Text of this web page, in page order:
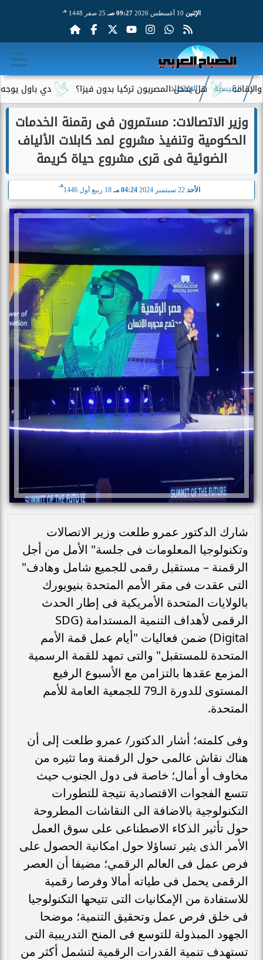
الإثنين 09:27 صـ 25 صفر 1448 هـ
دي باول يوجه رسالة هل يدخل المصريون تركيا بدون فيزا؟
الرئيسية الاقتصاد
وزير الاتصالات: مستمرون فى رقمنة الخدمات
الحكومية وتنفيذ مشروع لمد كابلات الألياف
الضوئية فى قرى مشروع حياة كريمة
الأحد 22 سبتمبر 2024 04:24 مـ 18 ربيع أول 1446
هـ
شارك الدكتور عمرو طلعت وزير الاتصالات
وتكنولوجيا المعلومات فى جلسة" الأمل من أجل
الرقمنة – مستقبل رقمى للجميع شامل وهادف"
التى عقدت فى مقر الأمم المتحدة بنيويورك
بالولايات المتحدة الأمريكية فى إطار الحدث
الرقمى لأهداف التنمية المستدامة (SDG
Digital) ضمن فعاليات "أيام عمل قمة الأمم
المتحدة للمستقبل" والتى تمهد للقمة الرسمية
المزمع عقدها بالتزامن مع الأسبوع الرفيع
المستوى للدورة الـ79 للجمعية العامة للأمم
المتحدة.
وفى كلمته؛ أشار الدكتور/ عمرو طلعت إلى أن
هناك نقاش عالمى حول الرقمنة وما تثيره من
مخاوف أو أمال؛ خاصة فى دول الجنوب حيث
تتسع الفجوات الاقتصادية نتيجة للتطورات
التكنولوجية بالاضافة الى النقاشات المطروحة
حول تأثير الذكاء الاصطناعى على سوق العمل
الأمر الذى يثير تساؤلا حول امكانية الحصول على
فرص عمل فى العالم الرقمي؛ مضيفا أن العصر
الرقمى يحمل فى طياته أمالا وفرصا رقمية
للاستفادة من الإمكانيات التى تتيحها التكنولوجيا
فى خلق فرص عمل وتحقيق التنمية؛ موضحا
الجهود المبذولة للتوسع فى المنح التدريبية التى
تستهدف تنمية القدرات الرقمية لتشمل أكثر من